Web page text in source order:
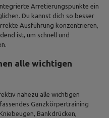
Arretierungspunkte ein
Du kannst dich so besser
Ausführung konzentrieren,
ist, um schnell und
alle wichtigen
nahezu alle wichtigen
Ganzkörpertraining
Bankdrücken,